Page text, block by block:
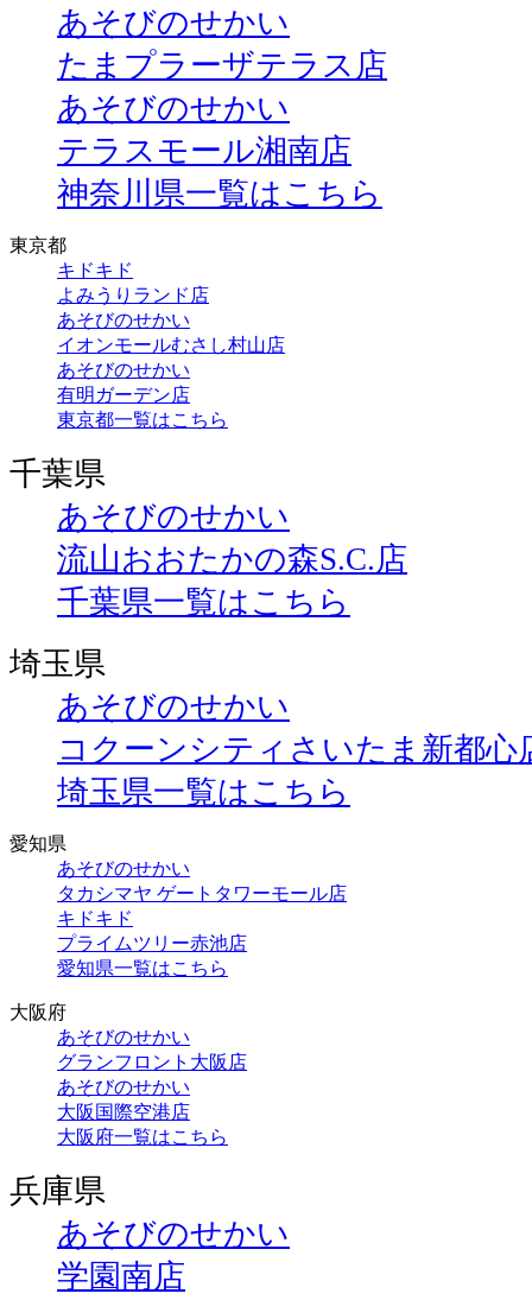
あそびのせかい
たまプラーザテラス店
あそびのせかい
テラスモール湘南店
神奈川県一覧はこちら
東京都
キドキド
よみうりランド店
あそびのせかい
イオンモールむさし村山店
あそびのせかい
有明ガーデン店
東京都一覧はこちら
千葉県
あそびのせかい
流山おおたかの森S.C.店
千葉県一覧はこちら
埼玉県
あそびのせかい
コクーンシティさいたま新都心
埼玉県一覧はこちら
愛知県
あそびのせかい
タカシマヤ ゲートタワーモール店
キドキド
プライムツリー赤池店
愛知県一覧はこちら
大阪府
あそびのせかい
グランフロント大阪店
あそびのせかい
大阪国際空港店
大阪府一覧はこちら
兵庫県
あそびのせかい
学園南店